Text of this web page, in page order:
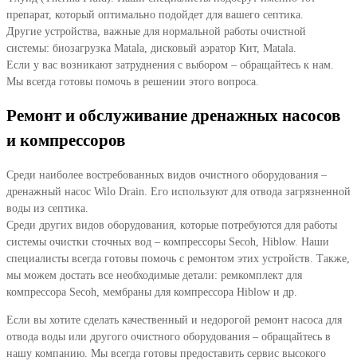
препарат, который оптимально подойдет для вашего септика.
Другие устройства, важные для нормальной работы очистной
системы: биозагрузка Matala, дисковый аэратор Кит, Matala.
Если у вас возникают затруднения с выбором – обращайтесь к нам.
Мы всегда готовы помочь в решении этого вопроса.
Ремонт и обслуживание дренажных насосов
и компрессоров
Среди наиболее востребованных видов очистного оборудования –
дренажный насос Wilo Drain. Его используют для отвода загрязненной
воды из септика.
Среди других видов оборудования, которые потребуются для работы
системы очистки сточных вод – компрессоры Secoh, Hiblow. Наши
специалисты всегда готовы помочь с ремонтом этих устройств. Также,
мы можем достать все необходимые детали: ремкомплект для
компрессора Secoh, мембраны для компрессора Hiblow и др.
Если вы хотите сделать качественный и недорогой ремонт насоса для
отвода воды или другого очистного оборудования – обращайтесь в
нашу компанию. Мы всегда готовы предоставить сервис высокого